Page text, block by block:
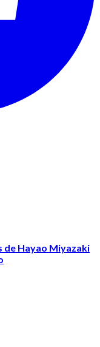
de Hayao Miyazaki